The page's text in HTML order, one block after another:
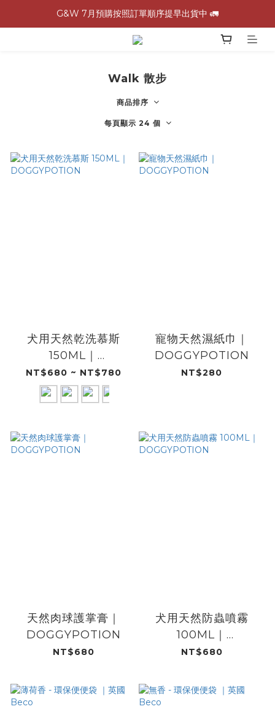
G&W 7月預購按照訂單順序提早出貨中 🚛
G&W 7月預購按照訂單順序提早出貨中 🚛
\ 加入會員領$60購物金，生日再領$100！/
G&W 7月預購按照訂單順序提早出貨中 🚛
Walk 散步
商品排序
每頁顯示 24 個
犬用天然乾洗慕斯
150ML｜
DOGGYPOTION
NT$680 ~ NT$780
寵物天然濕紙巾​｜
DOGGYPOTION
NT$280
天然肉球護掌膏｜
DOGGYPOTION
NT$680
犬用天然防蟲噴霧
100ML｜
DOGGYPOTION
NT$680